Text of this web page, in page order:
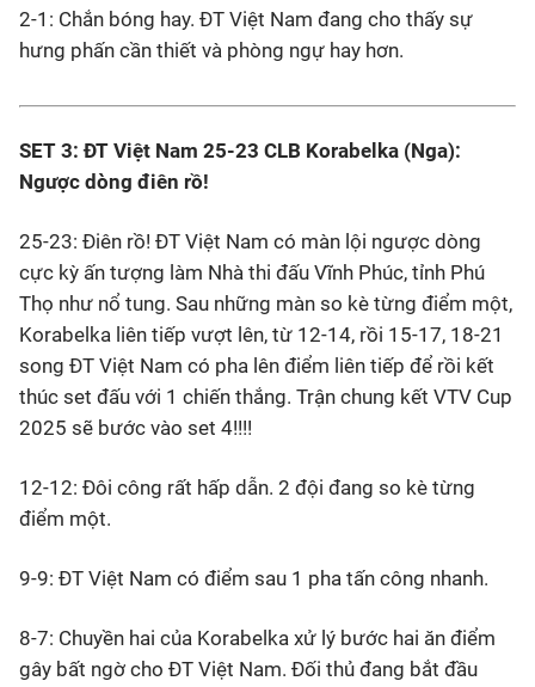
2-1: Chắn bóng hay. ĐT Việt Nam đang cho thấy sự
hưng phấn cần thiết và phòng ngự hay hơn.
SET 3: ĐT Việt Nam 25-23 CLB Korabelka (Nga):
Ngược dòng điên rồ!
25-23: Điên rồ! ĐT Việt Nam có màn lội ngược dòng
cực kỳ ấn tượng làm Nhà thi đấu Vĩnh Phúc, tỉnh Phú
Thọ như nổ tung. Sau những màn so kè từng điểm một,
Korabelka liên tiếp vượt lên, từ 12-14, rồi 15-17, 18-21
song ĐT Việt Nam có pha lên điểm liên tiếp để rồi kết
thúc set đấu với 1 chiến thắng. Trận chung kết VTV Cup
2025 sẽ bước vào set 4!!!!
12-12: Đôi công rất hấp dẫn. 2 đội đang so kè từng
điểm một.
9-9: ĐT Việt Nam có điểm sau 1 pha tấn công nhanh.
8-7: Chuyền hai của Korabelka xử lý bước hai ăn điểm
gây bất ngờ cho ĐT Việt Nam. Đối thủ đang bắt đầu